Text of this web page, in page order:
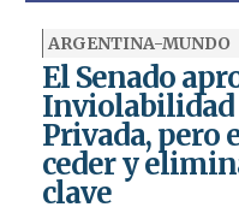
ARGENTINA-MUNDO
El Senado
Inviolabilidad
Privada, pero
ceder y
clave